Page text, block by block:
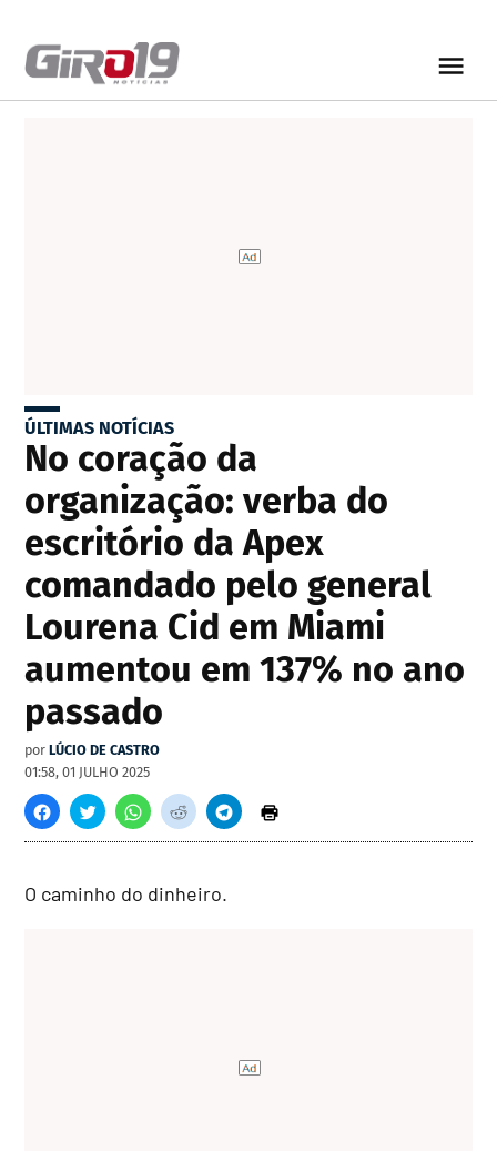
ÚLTIMAS NOTÍCIAS
No coração da
organização: verba do
escritório da Apex
comandado pelo general
Lourena Cid em Miami
aumentou em 137% no ano
passado
por LÚCIO DE CASTRO
01:58, 01 JULHO 2025
O caminho do dinheiro.